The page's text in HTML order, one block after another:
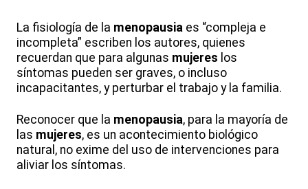
La fisiología de la menopausia es “compleja e
incompleta” escriben los autores, quienes
recuerdan que para algunas mujeres los
síntomas pueden ser graves, o incluso
incapacitantes, y perturbar el trabajo y la familia.
Reconocer que la menopausia, para la mayoría de
las mujeres, es un acontecimiento biológico
natural, no exime del uso de intervenciones para
aliviar los síntomas.